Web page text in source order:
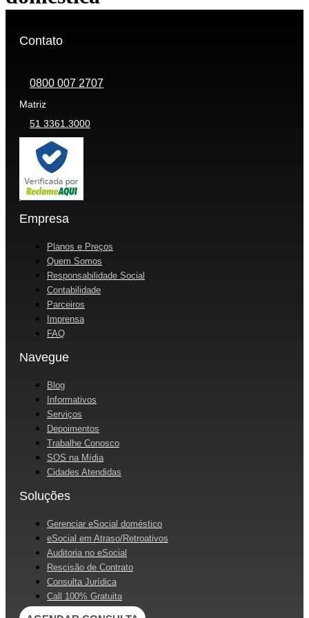
Contato
0800 007 2707
Matriz
51 3361.3000
Empresa
Planos e Preços
Quem Somos
Responsabilidade Social
Contabilidade
Parceiros
Imprensa
FAQ
Navegue
Blog
Informativos
Serviços
Depoimentos
Trabalhe Conosco
SOS na Mídia
Cidades Atendidas
Soluções
Gerenciar eSocial doméstico
eSocial em Atraso/Retroativos
Auditoria no eSocial
Rescisão de Contrato
Consulta Jurídica
Call 100% Gratuita